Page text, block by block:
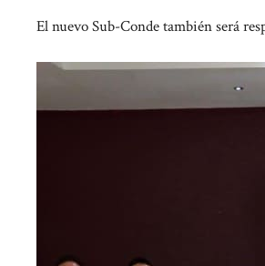
El nuevo Sub-Conde también será